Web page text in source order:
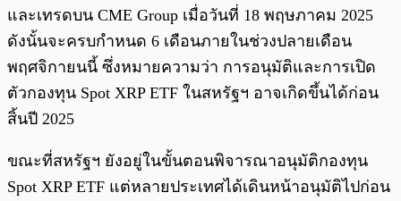
และเทรดบน CME Group เมื่อวันที่ 18 พฤษภาคม 2025
ดังนั้นจะครบกำหนด 6 เดือนภายในช่วงปลายเดือน
พฤศจิกายนนี้ ซึ่งหมายความว่า การอนุมัติและการเปิด
ตัวกองทุน Spot XRP ETF ในสหรัฐฯ อาจเกิดขึ้นได้ก่อน
สิ้นปี 2025
ขณะที่สหรัฐฯ ยังอยู่ในขั้นตอนพิจารณาอนุมัติกองทุน
Spot XRP ETF แต่หลายประเทศได้เดินหน้าอนุมัติไปก่อน